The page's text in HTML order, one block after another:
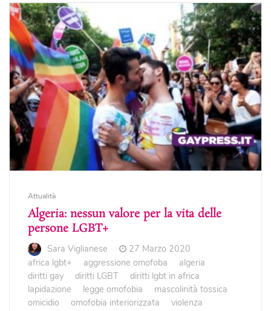
Attualità
Algeria: nessun valore per la vita delle
persone LGBT+
Sara Viglianese
27 Marzo 2020
africa lgbt+
aggressione omofoba
algeria
diritti gay
diritti LGBT
diritti lgbt in africa
lapidazione
legge omofobia
mascolinità tossica
omicidio
omofobia interiorizzata violenza